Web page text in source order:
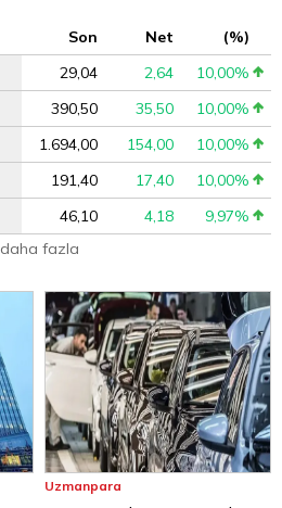
Son Net
(%)
29,04 2,64
10,00%
390,50 35,50
10,00%
1.694,00 154,00
10,00%
191,40 17,40
10,00%
46,10 4,18
9,97%
daha fazla
Uzmanpara